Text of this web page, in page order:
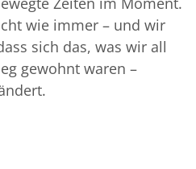
wie immer – und wir
sich das, was wir all
gewohnt waren –